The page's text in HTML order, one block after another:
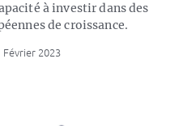
à investir dans des
de croissance.
Février 2023